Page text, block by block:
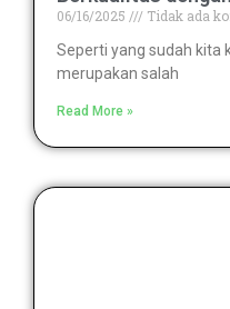
06/16/2025
Tidak ada
Seperti yang sudah kita
merupakan salah
Read More »